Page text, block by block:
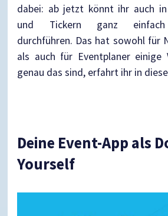
dabei: ab jetzt könnt ihr auch
und Tickern ganz einfach
durchführen. Das hat sowohl für
als auch für Eventplaner einige
genau das sind, erfahrt ihr in
Deine Event-App als
Yourself